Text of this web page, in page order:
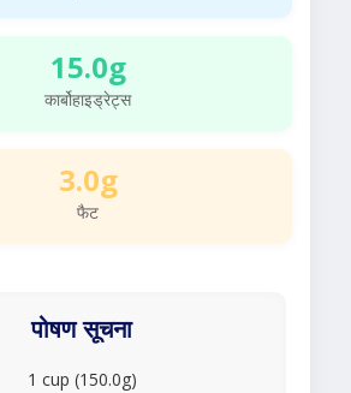
15.0g
कार्बोहाइड्रेट्स
3.0g
फैट
पोषण सूचना
1 cup (150.0g)